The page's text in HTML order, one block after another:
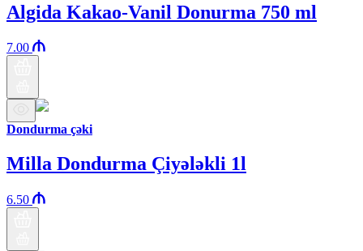
Algida Kakao-Vanil Donurma 750 ml
7.00
Dondurma çəki
Milla Dondurma Çiyələkli 1l
6.50